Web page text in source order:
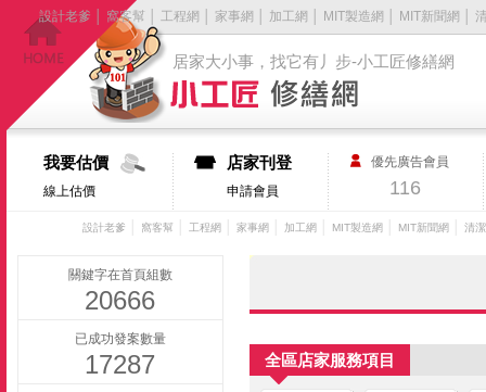
居家大小事，找它有丿步-小工匠修繕網
設計老爹 窩客幫 工程網 家事網 加工網 MIT製造網 MIT新聞網
我要估價
線上估價
店家刊登
申請會員
優先廣告會員
116
設計老爹 窩客幫 工程網 家事網 加工網 MIT製造網 MIT新聞網 清
關鍵字在首頁組數
20666
已成功發案數量
17287 全區店家服務項目